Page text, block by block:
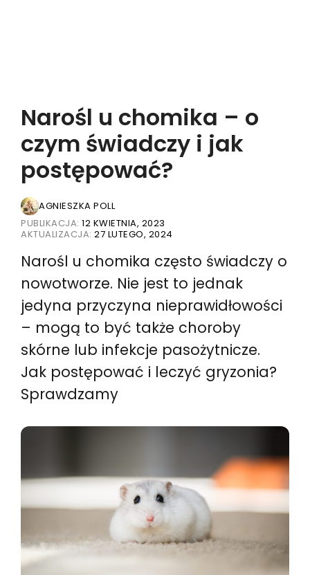
Narośl u chomika – o
czym świadczy i jak
postępować?
AGNIESZKA POLL
PUBLIKACJA: 12 KWIETNIA, 2023
AKTUALIZACJA: 27 LUTEGO, 2024
Narośl u chomika często świadczy o
nowotworze. Nie jest to jednak
jedyna przyczyna nieprawidłowości
– mogą to być także choroby
skórne lub infekcje pasożytnicze.
Jak postępować i leczyć gryzonia?
Sprawdzamy